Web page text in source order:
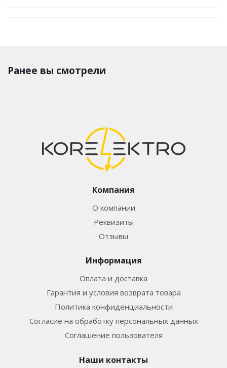
Ранее вы смотрели
Компания
О компании
Реквизиты
Отзывы
Информация
Оплата и доставка
Гарантия и условия возврата товара
Политика конфиденциальности
Согласие на обработку персональных данных
Соглашение пользователя
Наши контакты